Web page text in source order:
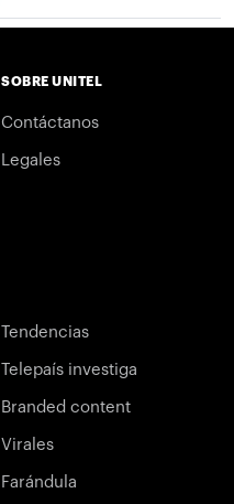
SOBRE UNITEL
Contáctanos
Legales
Tendencias
Telepaís investiga
Branded content
Virales
Farándula